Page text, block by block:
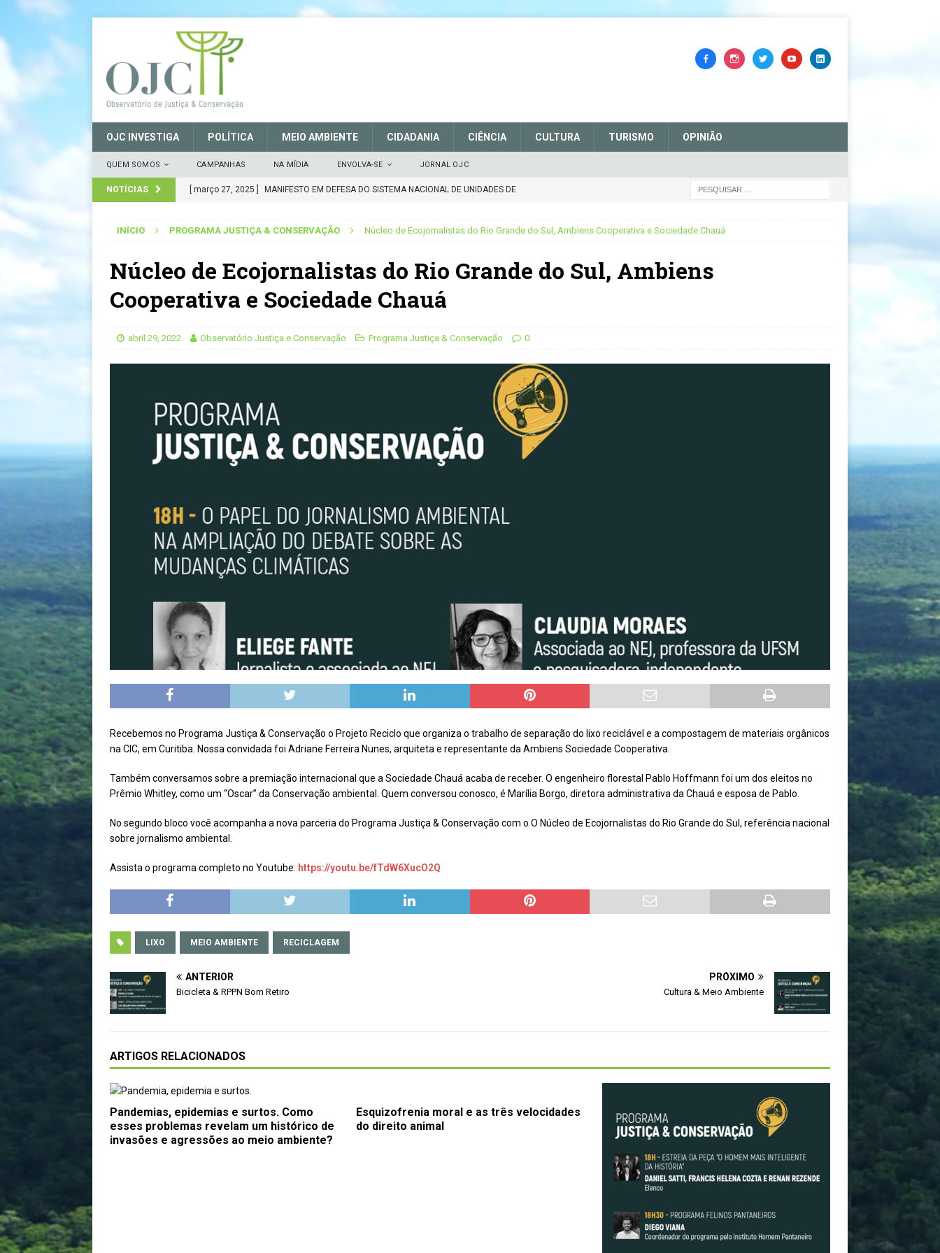
OJC INVESTIGA POLÍTICA MEIO AMBIENTE CIDADANIA CIÊNCIA CULTURA TURISMO OPINIÃO
QUEM SOMOS CAMPANHAS NA MÍDIA ENVOLVA-SE JORNAL OJC
NOTÍCIAS [ março 27, 2025 ] MANIFESTO EM DEFESA DO SISTEMA NACIONAL DE UNIDADES DE
[ janeiro 22, 2025 ] Parceria fortalece a sinalização no Parque Nacional de São Joaquim
CIDADANIA
[ novembro 29, 2024 ]
[ novembro 11, 2024 ] Nota de Repúdio OPINIÃO
[ agosto 9, 2024 ] O assustador derretimento das geleiras dos Andes CIDADANIA
[ outubro 3, 2022 ] Yanomami – De volta ao século XVI
[ maio 16, 2022 ] Ameaças do pinus e eucalipto às Florestas com Araucárias nos estados do
Paraná e Santa Catarina MEIO AMBIENTE
[ novembro 10, 2025 ] Plural tem dois correspondentes na COP, em parceria com o OJ
CIDADANIA
INÍCIO PROGRAMA JUSTIÇA & CONSERVAÇÃO Núcleo de Ecojornalistas do Rio Grande do Sul, Ambiens Cooperativa e Sociedade Chauá
Núcleo de Ecojornalistas do Rio Grande do Sul, Ambiens
Cooperativa e Sociedade Chauá
abril 29, 2022 Observatório Justiça e Conservação Programa Justiça & Conservação 0
Recebemos no Programa Justiça & Conservação o Projeto Reciclo que organiza o trabalho de separação do lixo reciclável e a compostagem de materiais orgânicos
na CIC, em Curitiba. Nossa convidada foi Adriane Ferreira Nunes, arquiteta e representante da Ambiens Sociedade Cooperativa.
Também conversamos sobre a premiação internacional que a Sociedade Chauá acaba de receber. O engenheiro florestal Pablo Hoffmann foi um dos eleitos no
Prêmio Whitley, como um “Oscar” da Conservação ambiental. Quem conversou conosco, é Marília Borgo, diretora administrativa da Chauá e esposa de Pablo.
No segundo bloco você acompanha a nova parceria do Programa Justiça & Conservação com o O Núcleo de Ecojornalistas do Rio Grande do Sul, referência nacional
sobre jornalismo ambiental.
Assista o programa completo no Youtube: https://youtu.be/fTdW6XucO2Q
LIXO MEIO AMBIENTE RECICLAGEM
ANTERIOR
Bicicleta & RPPN Bom Retiro
PRÓXIMO
Cultura & Meio Ambiente
ARTIGOS RELACIONADOS
Pandemias, epidemias e surtos. Como
esses problemas revelam um histórico de
invasões e agressões ao meio ambiente?
Esquizofrenia moral e as três velocidades
do direito animal